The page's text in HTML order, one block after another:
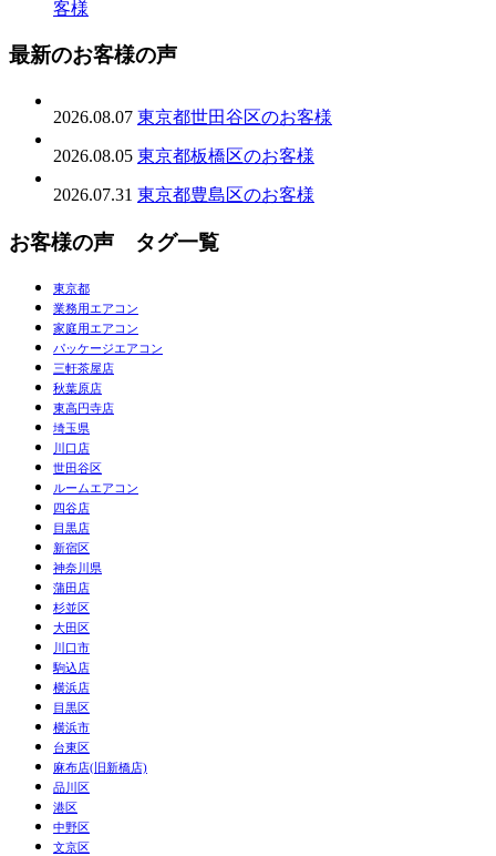
客様
最新のお客様の声
2026.08.07 東京都世田谷区のお客様
2026.08.05 東京都板橋区のお客様
2026.07.31 東京都豊島区のお客様
お客様の声 タグ一覧
東京都
業務用エアコン
家庭用エアコン
パッケージエアコン
三軒茶屋店
秋葉原店
東高円寺店
埼玉県
川口店
世田谷区
ルームエアコン
四谷店
目黒店
新宿区
神奈川県
蒲田店
杉並区
大田区
川口市
駒込店
横浜店
目黒区
横浜市
台東区
麻布店(旧新橋店)
品川区
港区
中野区
文京区